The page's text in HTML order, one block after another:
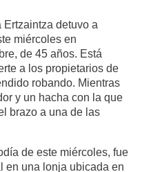
Ertzaintza detuvo a
miércoles en
de 45 años. Está
a los propietarios de
robando. Mientras
y un hacha con la que
brazo a una de las
de este miércoles, fue
en una lonja ubicada en